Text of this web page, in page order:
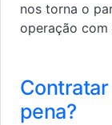
nos torna o
operação com
Contratar
pena?